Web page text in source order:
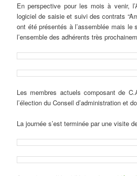
En perspective pour les mois à venir,
logiciel de saisie et suivi des contrats
ont été présentés à l’assemblée mais le
l’ensemble des adhérents très
Les membres actuels composant de
l’élection du Conseil d’administration et
La journée s’est terminée par une visite